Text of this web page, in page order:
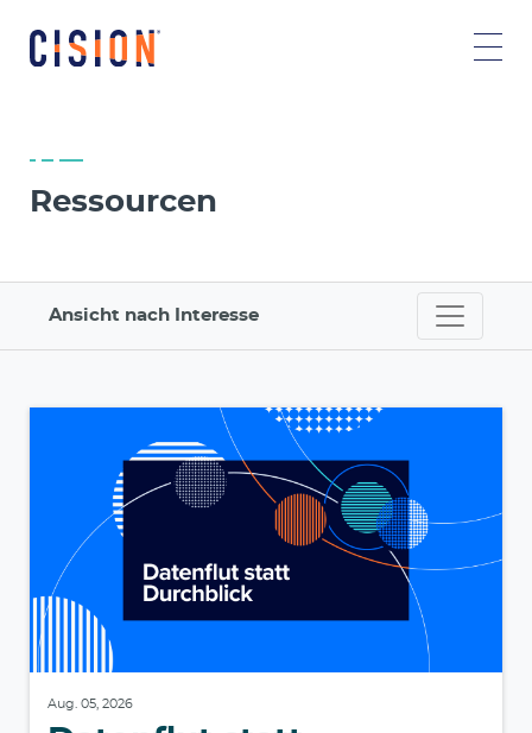
Ressourcen
Ansicht nach Interesse
Aug. 05, 2026